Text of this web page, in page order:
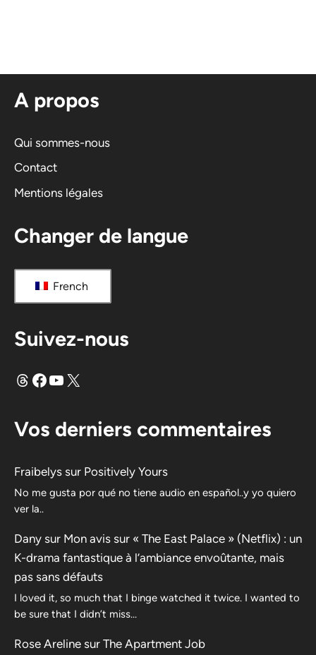
a
i
e
:
A propos
Qui sommes-nous
Contact
Mentions légales
Changer de langue
French
Suivez-nous
FilsFacebook
YouTube
X
Vos derniers commentaires
Fraibelys sur Positively Yours
No me gusta por qué no tiene audio en español..y yo quiero
ver la..
Dany sur Mon avis sur « The East Palace » (Netflix) : un
K-drama fantastique à l’ambiance envoûtante, mais
pas sans défauts
I loved it, so much that I binge watched it twice. I wanted to
be sure that I didn’t miss…
Rose Areline sur The Apartment Job